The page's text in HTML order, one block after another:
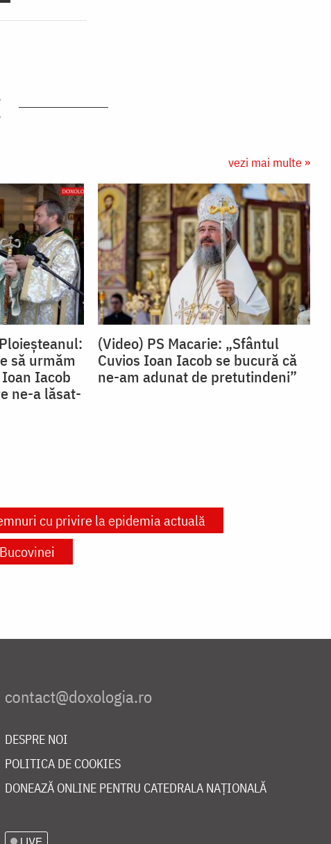
vezi mai multe »
să urmăm
Iacob
ne-a lăsat-
(Video) PS Macarie: „Sfântul
Cuvios Ioan Iacob se bucură că
ne-am adunat de pretutindeni”
cu privire la epidemia actuală
DESPRE NOI
POLITICA DE COOKIES
DONEAZĂ ONLINE PENTRU CATEDRALA NAȚIONALĂ
LIVE